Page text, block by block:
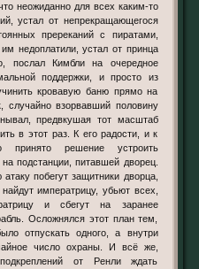
неожиданно для всех каким-то
устал от непрекращающегося
пререканий с пиратами,
недоплатили, устал от принца
послал Кимбли на очередное
поддержки, и просто из
кровавую баню прямо на
случайно взорвавший половину
предвкушая тот масштаб
в этот раз. К его радости, и к
принято решение устроить
подстанции, питавшей дворец.
побегут защитники дворца,
императрицу, убьют всех,
и сбегут на заранее
Осложнялся этот план тем,
отпускать одного, а внутри
число охраны. И всё же,
от Ренли ждать